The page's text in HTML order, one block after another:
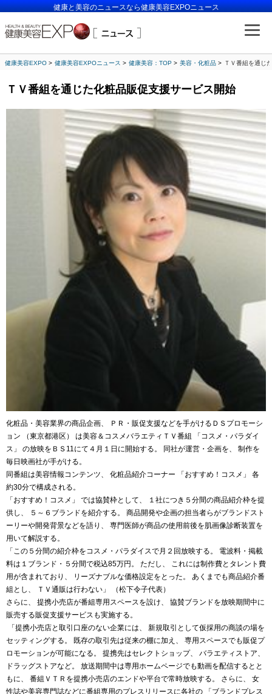
健康と美容のニュースなら健康美容EXPOニュース
健康美容EXPO 健康美容EXPOニュース 健康美容：TOP 美容・化粧品 ＴＶ番組を通じ
ＴＶ番組を通じた化粧品販促支援サービス開始
化粧品・美容業界の商品企画、 ＰＲ・販促支援などを手がけるＤＳプロモーシ
ョン （東京都港区） は美容＆コスメバラエティＴＶ番組 「コスメ・パラダイ
ス」 の放映をＢＳ11にて４月１日に開始する。 同社が運営・企画を、 制作を
毎日映画社が手がける。
同番組は美容情報コンテンツ、 化粧品紹介コーナー 「おすすめ！コスメ」 各
約30分で構成される。
「おすすめ！コスメ」 では協賛枠として、 １社につき５分間の商品紹介枠を提
供し、 ５～６ブランドを紹介する。 商品開発や企画の担当者らがブランドスト
ーリーや開発背景などを語り、 専門医師が商品の使用前後を肌画像診断装置を
用いて解説する。
「この５分間の紹介枠をコスメ・パラダイスで月２回放映する。 電波料・掲載
料は１ブランド・５分間で税込85万円。 ただし、 これには制作費とタレント費
用が含まれており、 リーズナブルな価格設定をとった。 あくまでも商品紹介番
組とし、 ＴＶ通販は行わない」 （松下令子代表）
さらに、 提携小売店が番組専用スペースを設け、 協賛ブランドを放映期間中に
販売する販促支援サービスも実施する。
「提携小売店と取引口座のない企業には、 新規取引として仮採用の商談の場を
セッティングする。 既存の取引先は従来の棚に加え、 専用スペースでも販促プ
ロモーションが可能になる。 提携先はセレクトショップ、 バラエティストア、
ドラッグストアなど。 放送期間中は専用ホームページでも動画を配信するとと
もに、 番組ＶＴＲを提携小売店のエンドや平台で常時放映する。 さらに、 女
性誌や美容専門誌などに番組専用のプレスリリースに各社の 「ブランドプレス